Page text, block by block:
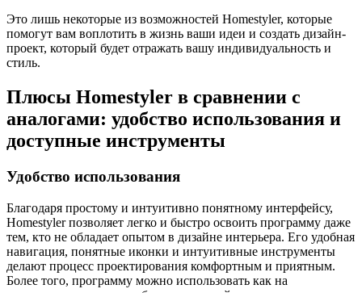
Это лишь некоторые из возможностей Homestyler, которые
помогут вам воплотить в жизнь ваши идеи и создать дизайн-
проект, который будет отражать вашу индивидуальность и
стиль.
Плюсы Homestyler в сравнении с
аналогами: удобство использования и
доступные инструменты
Удобство использования
Благодаря простому и интуитивно понятному интерфейсу,
Homestyler позволяет легко и быстро освоить программу даже
тем, кто не обладает опытом в дизайне интерьера. Его удобная
навигация, понятные иконки и интуитивные инструменты
делают процесс проектирования комфортным и приятным.
Более того, программу можно использовать как на